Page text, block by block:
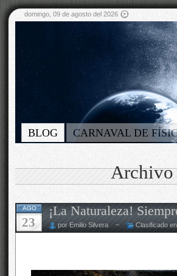
domingo, 09 de agosto del 2026
BLOG CARNAVAL DE
Archivo
AGO
23
¡La Naturaleza!
por Emilio Silvera ~ Clasificado en